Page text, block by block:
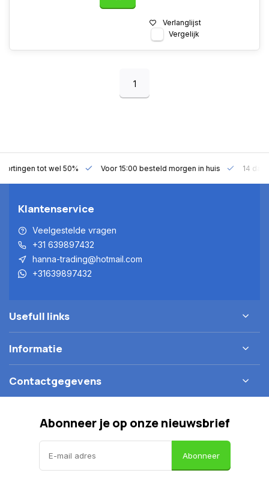
Verlanglijst
Vergelijk
1
tot wel 50% Voor 15:00 besteld morgen in huis 14 dagen
Klantenservice
Veelgestelde vragen
+31 639897432
hanna-trading@hotmail.com
+31639897432
Usefull links
Informatie
Contactgegevens
Abonneer je op onze nieuwsbrief
Abonneer